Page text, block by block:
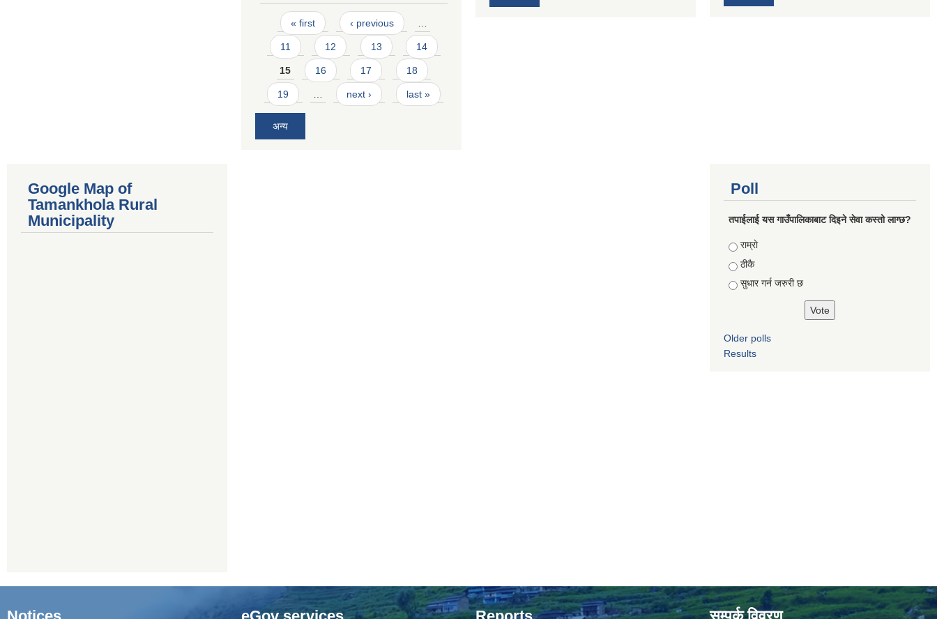
Pages
« first ‹ previous
11 12 13 14
15 16 17 18
19 next › last »
अन्य
Google Map of
Tamankhola Rural
Municipality
Poll
तपाईलाई यस गाउँपालिकाबाट दिइने सेवा कस्तो लाग्छ?
Choices
राम्राे
ठीकै
सुधार गर्न जरुरी छ
Older polls
Results